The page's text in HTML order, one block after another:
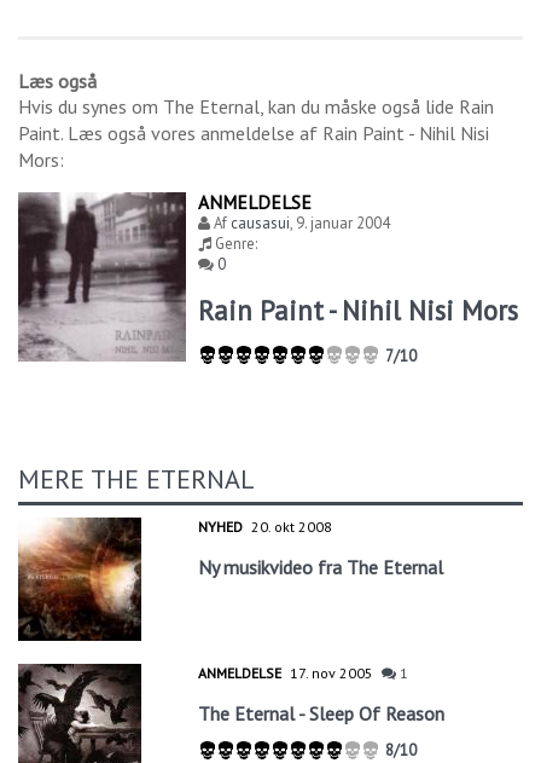
Læs også
Hvis du synes om The Eternal, kan du måske også lide Rain
Paint. Læs også vores anmeldelse af Rain Paint - Nihil Nisi
Mors:
ANMELDELSE
Af causasui, 9. januar 2004
Genre:
0
Rain Paint - Nihil Nisi Mors
7/10
MERE THE ETERNAL
NYHED 20. okt 2008
Ny musikvideo fra The Eternal
ANMELDELSE 17. nov 2005 1
The Eternal - Sleep Of Reason
8/10